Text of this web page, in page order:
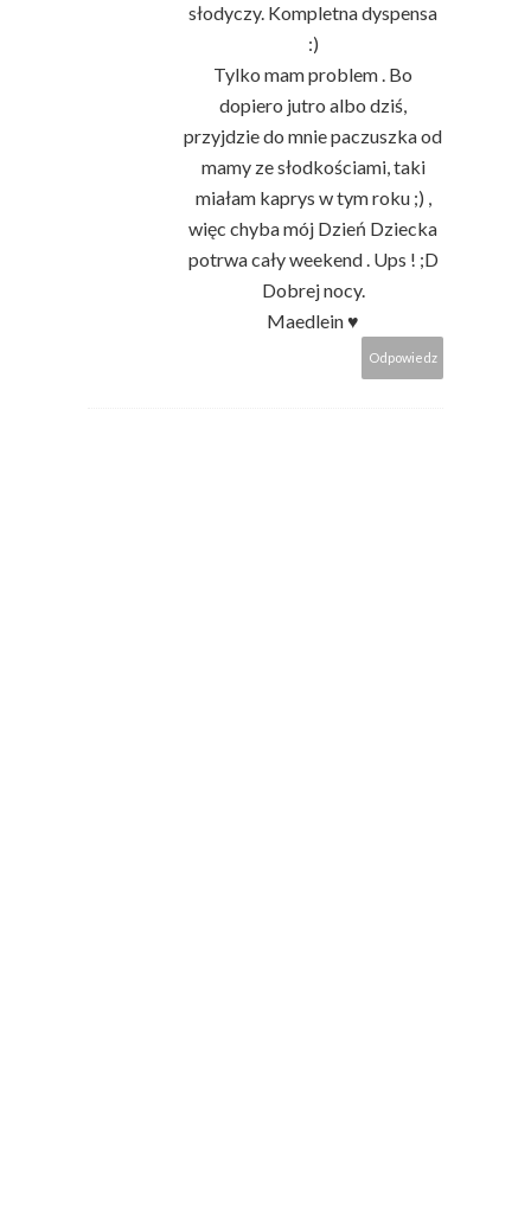
słodyczy. Kompletna dyspensa
:)
Tylko mam problem . Bo
dopiero jutro albo dziś,
przyjdzie do mnie paczuszka od
mamy ze słodkościami, taki
miałam kaprys w tym roku ;) ,
więc chyba mój Dzień Dziecka
potrwa cały weekend . Ups ! ;D
Dobrej nocy.
Maedlein ♥
Odpowiedz